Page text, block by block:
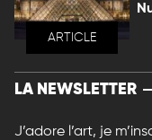
ARTICLE
LA NEWSLETTER
J’adore l’art, je